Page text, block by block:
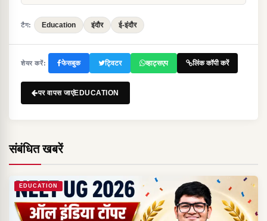
टैग: Education इंदौर ई-इंदौर
शेयर करें: फेसबुक ट्विटर व्हाट्सएप लिंक कॉपी करें
पर वापस जाएंEDUCATION
संबंधित खबरें
EDUCATION